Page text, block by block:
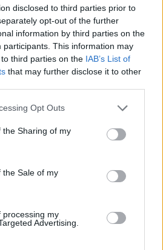
disclosed to third parties prior to
opt-out of the further
information by third parties on the
participants. This information may
third parties on the IAB’s List of
that may further disclose it to other
Opt Outs
the Sharing of my
the Sale of my
processing my
Advertising.